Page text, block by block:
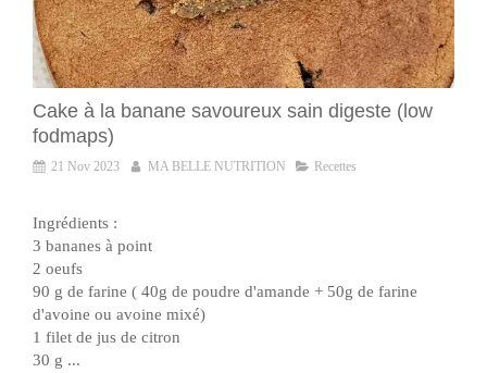
Cake à la banane savoureux sain digeste (low
fodmaps)
21 Nov 2023 MA BELLE NUTRITION Recettes
Ingrédients :
3 bananes à point
2 oeufs
90 g de farine ( 40g de poudre d'amande + 50g de farine
d'avoine ou avoine mixé)
1 filet de jus de citron
30 g ...